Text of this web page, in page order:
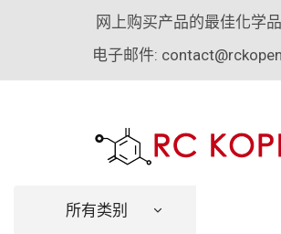
网上购买产品的最佳化学
电子邮件:
所有类别